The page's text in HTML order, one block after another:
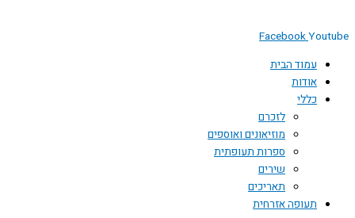
FacebookYoutube
עמוד הבית
אודות
כללי
לזכרם
מוזיאונים ואוספים
ספרות תעופתית
שירים
תאריכים
תעופה אזרחית